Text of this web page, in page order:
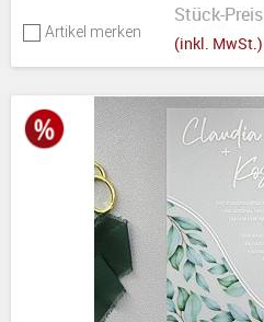
Artikel merken
Stück-Preis
(inkl. MwSt.)